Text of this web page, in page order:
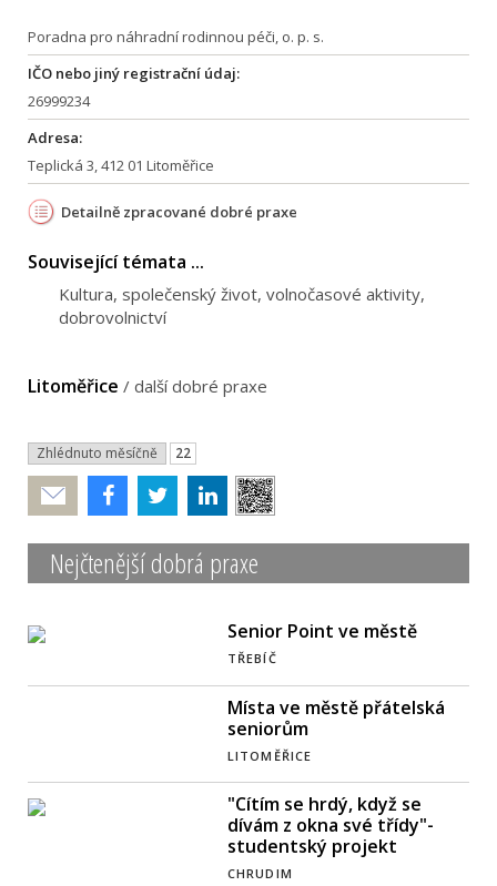
Poradna pro náhradní rodinnou péči, o. p. s.
IČO nebo jiný registrační údaj:
26999234
Adresa:
Teplická 3, 412 01 Litoměřice
Detailně zpracované dobré praxe
Související témata ...
Kultura, společenský život, volnočasové aktivity,
dobrovolnictví
Litoměřice / další dobré praxe
Zhlédnuto měsíčně 22
Poslat
Nejčtenější dobrá praxe
Senior Point ve městě
TŘEBÍČ
Místa ve městě přátelská
seniorům
LITOMĚŘICE
"Cítím se hrdý, když se
dívám z okna své třídy"-
studentský projekt
CHRUDIM